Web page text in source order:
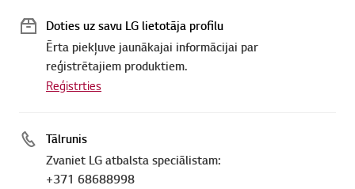
Doties uz savu LG lietotāja profilu
Ērta piekļuve jaunākajai informācijai par
reģistrētajiem produktiem.
Reģistrties
Tālrunis
Zvaniet LG atbalsta speciālistam:
+371 68688998